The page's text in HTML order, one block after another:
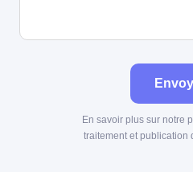
En savoir plus sur notre
traitement et publication